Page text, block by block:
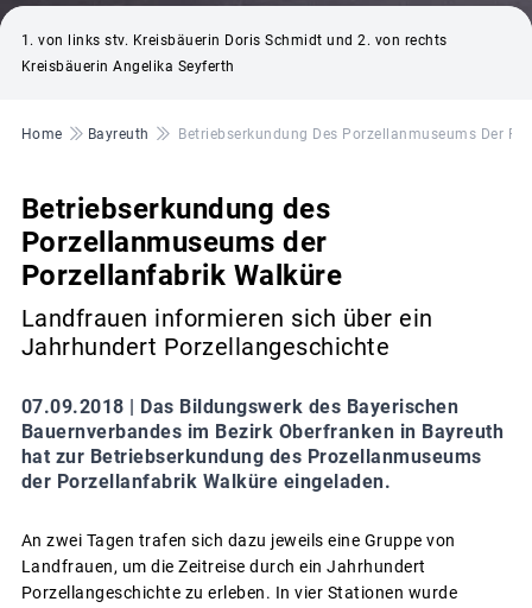
1. von links stv. Kreisbäuerin Doris Schmidt und 2. von rechts
Kreisbäuerin Angelika Seyferth
Pfadnavigation
Home Bayreuth Betriebserkundung Des Porzellanmuseums Der
Betriebserkundung des
Porzellanmuseums der
Porzellanfabrik Walküre
Landfrauen informieren sich über ein
Jahrhundert Porzellangeschichte
07.09.2018 |
Das Bildungswerk des Bayerischen
Bauernverbandes im Bezirk Oberfranken in Bayreuth
hat zur Betriebserkundung des Prozellanmuseums
der Porzellanfabrik Walküre eingeladen.
An zwei Tagen trafen sich dazu jeweils eine Gruppe von
Landfrauen, um die Zeitreise durch ein Jahrhundert
Porzellangeschichte zu erleben. In vier Stationen wurde